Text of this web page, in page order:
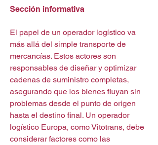
Sección informativa
El papel de un operador logístico va
más allá del simple transporte de
mercancías. Estos actores son
responsables de diseñar y optimizar
cadenas de suministro completas,
asegurando que los bienes fluyan sin
problemas desde el punto de origen
hasta el destino final. Un operador
logístico Europa, como Vitotrans, debe
considerar factores como las